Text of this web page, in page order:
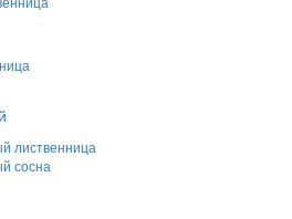
лиственница
сосна